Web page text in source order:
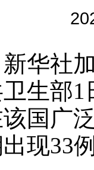
社加
生部1
国广
现33